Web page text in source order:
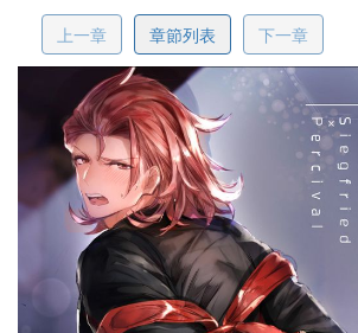
上一章 章節列表 下一章